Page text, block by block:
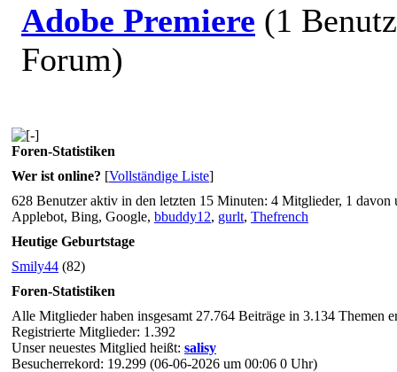
Adobe Premiere (1
Forum)
Foren-Statistiken
Wer ist online? [Vollständige Liste]
628 Benutzer aktiv in den letzten 15 Minuten: 4 Mitglieder, 1 davon
Applebot, Bing, Google, bbuddy12, gurlt, Thefrench
Heutige Geburtstage
Smily44 (82)
Foren-Statistiken
Alle Mitglieder haben insgesamt 27.764 Beiträge in 3.134 Themen
Registrierte Mitglieder: 1.392
Unser neuestes Mitglied heißt: salisy
Besucherrekord: 19.299 (06-06-2026 um 00:06 0 Uhr)